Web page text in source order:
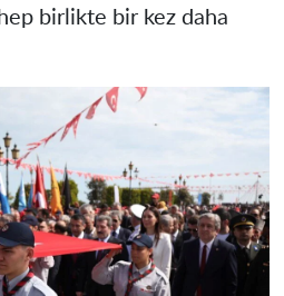
birlikte bir kez daha